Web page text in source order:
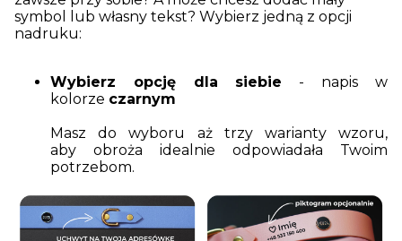
symbol lub własny tekst? Wybierz jedną z opcji
nadruku:
Wybierz opcję dla siebie - napis w
kolorze czarnym
Masz do wyboru aż trzy warianty wzoru,
aby obroża idealnie odpowiadała Twoim
potrzebom.